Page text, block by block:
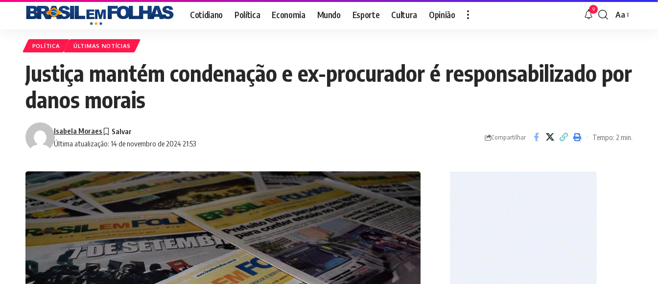
Cotidiano Política Economia Mundo Esporte Cultura Opinião 9
Font
Aa
POLÍTICA ÚLTIMAS NOTÍCIAS
Justiça mantém condenação e ex-procurador é responsabilizado por
danos morais
Última atualização: 14 de novembro de 2024 21:53
Isabela Moraes
Compartilhar Tempo: 2 min.